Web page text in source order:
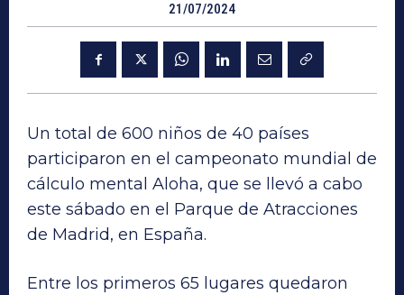
21/07/2024
Un total de 600 niños de 40 países
participaron en el campeonato mundial de
cálculo mental Aloha, que se llevó a cabo
este sábado en el Parque de Atracciones
de Madrid, en España.
Entre los primeros 65 lugares quedaron